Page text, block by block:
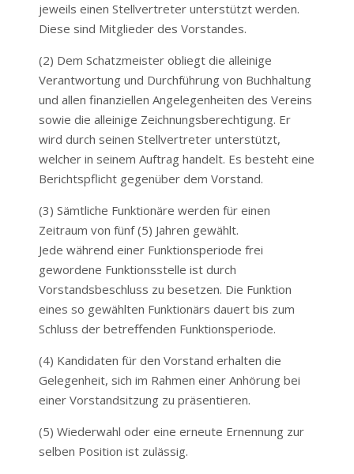
jeweils einen Stellvertreter unterstützt werden.
Diese sind Mitglieder des Vorstandes.
(2) Dem Schatzmeister obliegt die alleinige
Verantwortung und Durchführung von Buchhaltung
und allen finanziellen Angelegenheiten des Vereins
sowie die alleinige Zeichnungsberechtigung. Er
wird durch seinen Stellvertreter unterstützt,
welcher in seinem Auftrag handelt. Es besteht eine
Berichtspflicht gegenüber dem Vorstand.
(3) Sämtliche Funktionäre werden für einen
Zeitraum von fünf (5) Jahren gewählt.
Jede während einer Funktionsperiode frei
gewordene Funktionsstelle ist durch
Vorstandsbeschluss zu besetzen. Die Funktion
eines so gewählten Funktionärs dauert bis zum
Schluss der betreffenden Funktionsperiode.
(4) Kandidaten für den Vorstand erhalten die
Gelegenheit, sich im Rahmen einer Anhörung bei
einer Vorstandsitzung zu präsentieren.
(5) Wiederwahl oder eine erneute Ernennung zur
selben Position ist zulässig.